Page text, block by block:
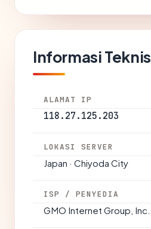
Informasi Teknis
ALAMAT IP
118.27.125.203
LOKASI SERVER
Japan · Chiyoda City
ISP / PENYEDIA
GMO Internet Group, Inc.